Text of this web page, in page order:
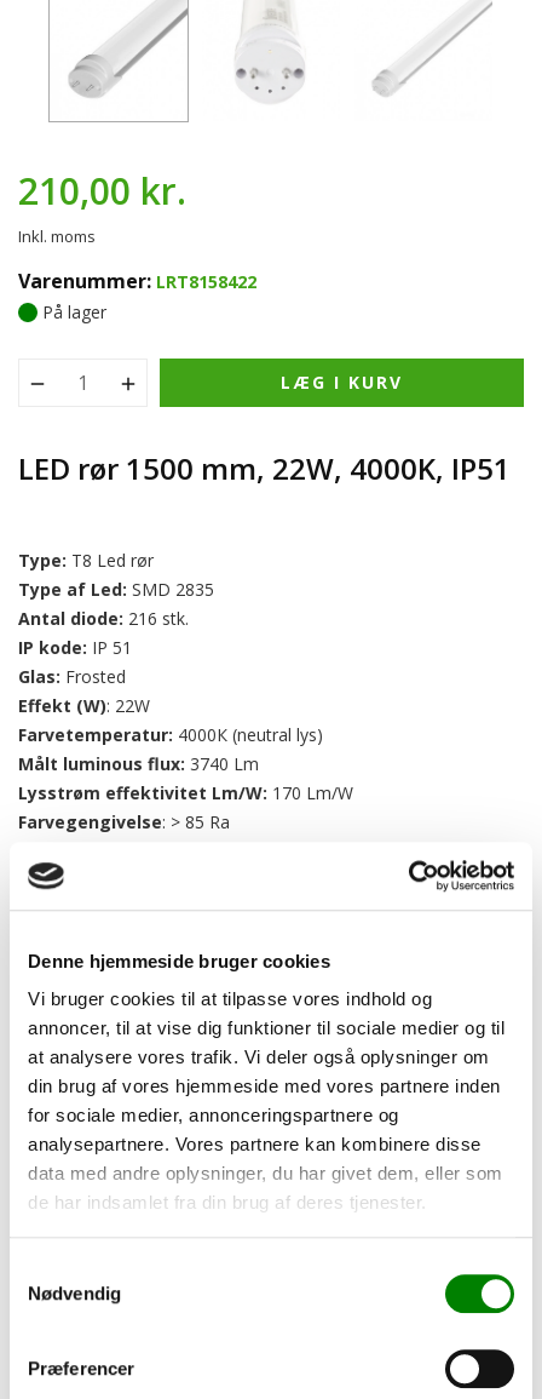
Denne hjemmeside bruger cookies
Vi bruger cookies til at tilpasse vores indhold og
annoncer, til at vise dig funktioner til sociale medier og til
at analysere vores trafik. Vi deler også oplysninger om
din brug af vores hjemmeside med vores partnere inden
for sociale medier, annonceringspartnere og
analysepartnere. Vores partnere kan kombinere disse
data med andre oplysninger, du har givet dem, eller som
de har indsamlet fra din brug af deres tjenester.
Nødvendig
Præferencer
LED rør 1500 mm, 22W, 4000K, IP51
Type: T8 Led rør
Type af Led: SMD 2835
Antal diode: 216 stk.
IP kode: IP 51
Glas: Frosted
Effekt (W): 22W
Farvetemperatur: 4000К (neutral lys)
Målt luminous flux: 3740 Lm
Lysstrøm effektivitet Lm/W: 170 Lm/W
Farvegengivelse: > 85 Ra
Stråle vinkel:
Input & output løsning:One side
Frekvens:50 - 60Hz
Armature med magnetisk ballast:Ja
Strøm ved 22 W:0,086A
Effektivitet:0.98
Armature med HF ballast:Ja - valgfrit
Mål (L / D):1498mm 26/30 mm
Arbejdstemperatur:-40° / +55°C
Gennemsnitlig Levetid:50000 timer
Garanti: 5 år
210,00 kr.
Inkl. moms
Varenummer: LRT8158422
På lager
LÆG I KURV